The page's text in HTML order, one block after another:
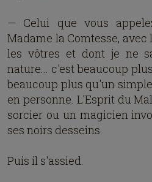
— Celui que vous
Madame la Comtesse,
les vôtres et dont je ne
nature... c'est beaucoup
beaucoup plus qu'un
en personne. L'Esprit du
sorcier ou un magicien
ses noirs desseins.
Puis il s'assied.